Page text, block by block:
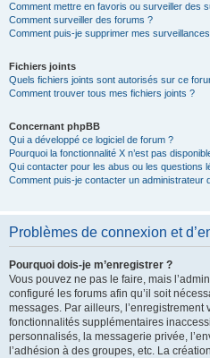
Comment mettre en favoris ou surveiller des
Comment surveiller des forums ?
Comment puis-je supprimer mes
Fichiers joints
Quels fichiers joints sont autorisés sur ce
Comment trouver tous mes fichiers joints ?
Concernant phpBB
Qui a développé ce logiciel de forum ?
Pourquoi la fonctionnalité X n’est pas
Qui contacter pour les abus ou les questions
Comment puis-je contacter un administrateur
Problèmes de connexion et
Pourquoi dois-je m’enregistrer ?
Vous pouvez ne pas le faire, mais
configuré les forums afin qu’il soit
messages. Par ailleurs, l’enregistrement
fonctionnalités supplémentaires
personnalisés, la messagerie privée,
l’adhésion à des groupes, etc. La